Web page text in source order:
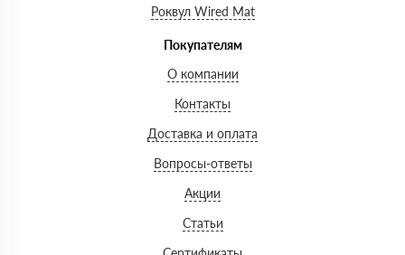
Роквул Wired Mat
Покупателям
О компании
Контакты
Доставка и оплата
Вопросы-ответы
Акции
Статьи